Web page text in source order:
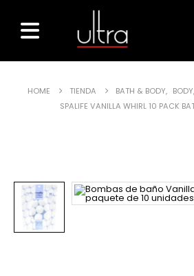
HOME TIENDA BATH & BODY, BODY,
SPALIFE VANILLA WHIRL 10 PACK